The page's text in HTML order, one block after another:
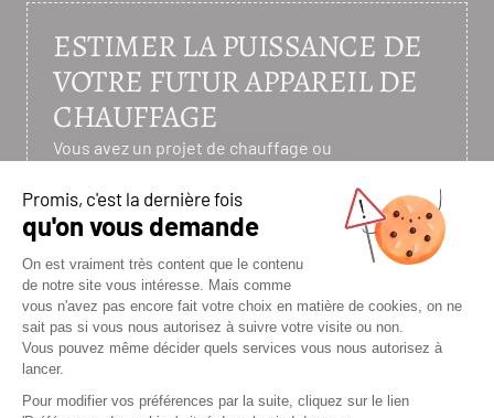
ESTIMER LA PUISSANCE DE
VOTRE FUTUR APPAREIL DE
CHAUFFAGE
Vous avez un projet de chauffage ou
cheminée ou cuisinière : commencez par une
simulation.
Un premier pas rapide vers un confort thermique
durable.
J'ESTIME MA PUISSANCE